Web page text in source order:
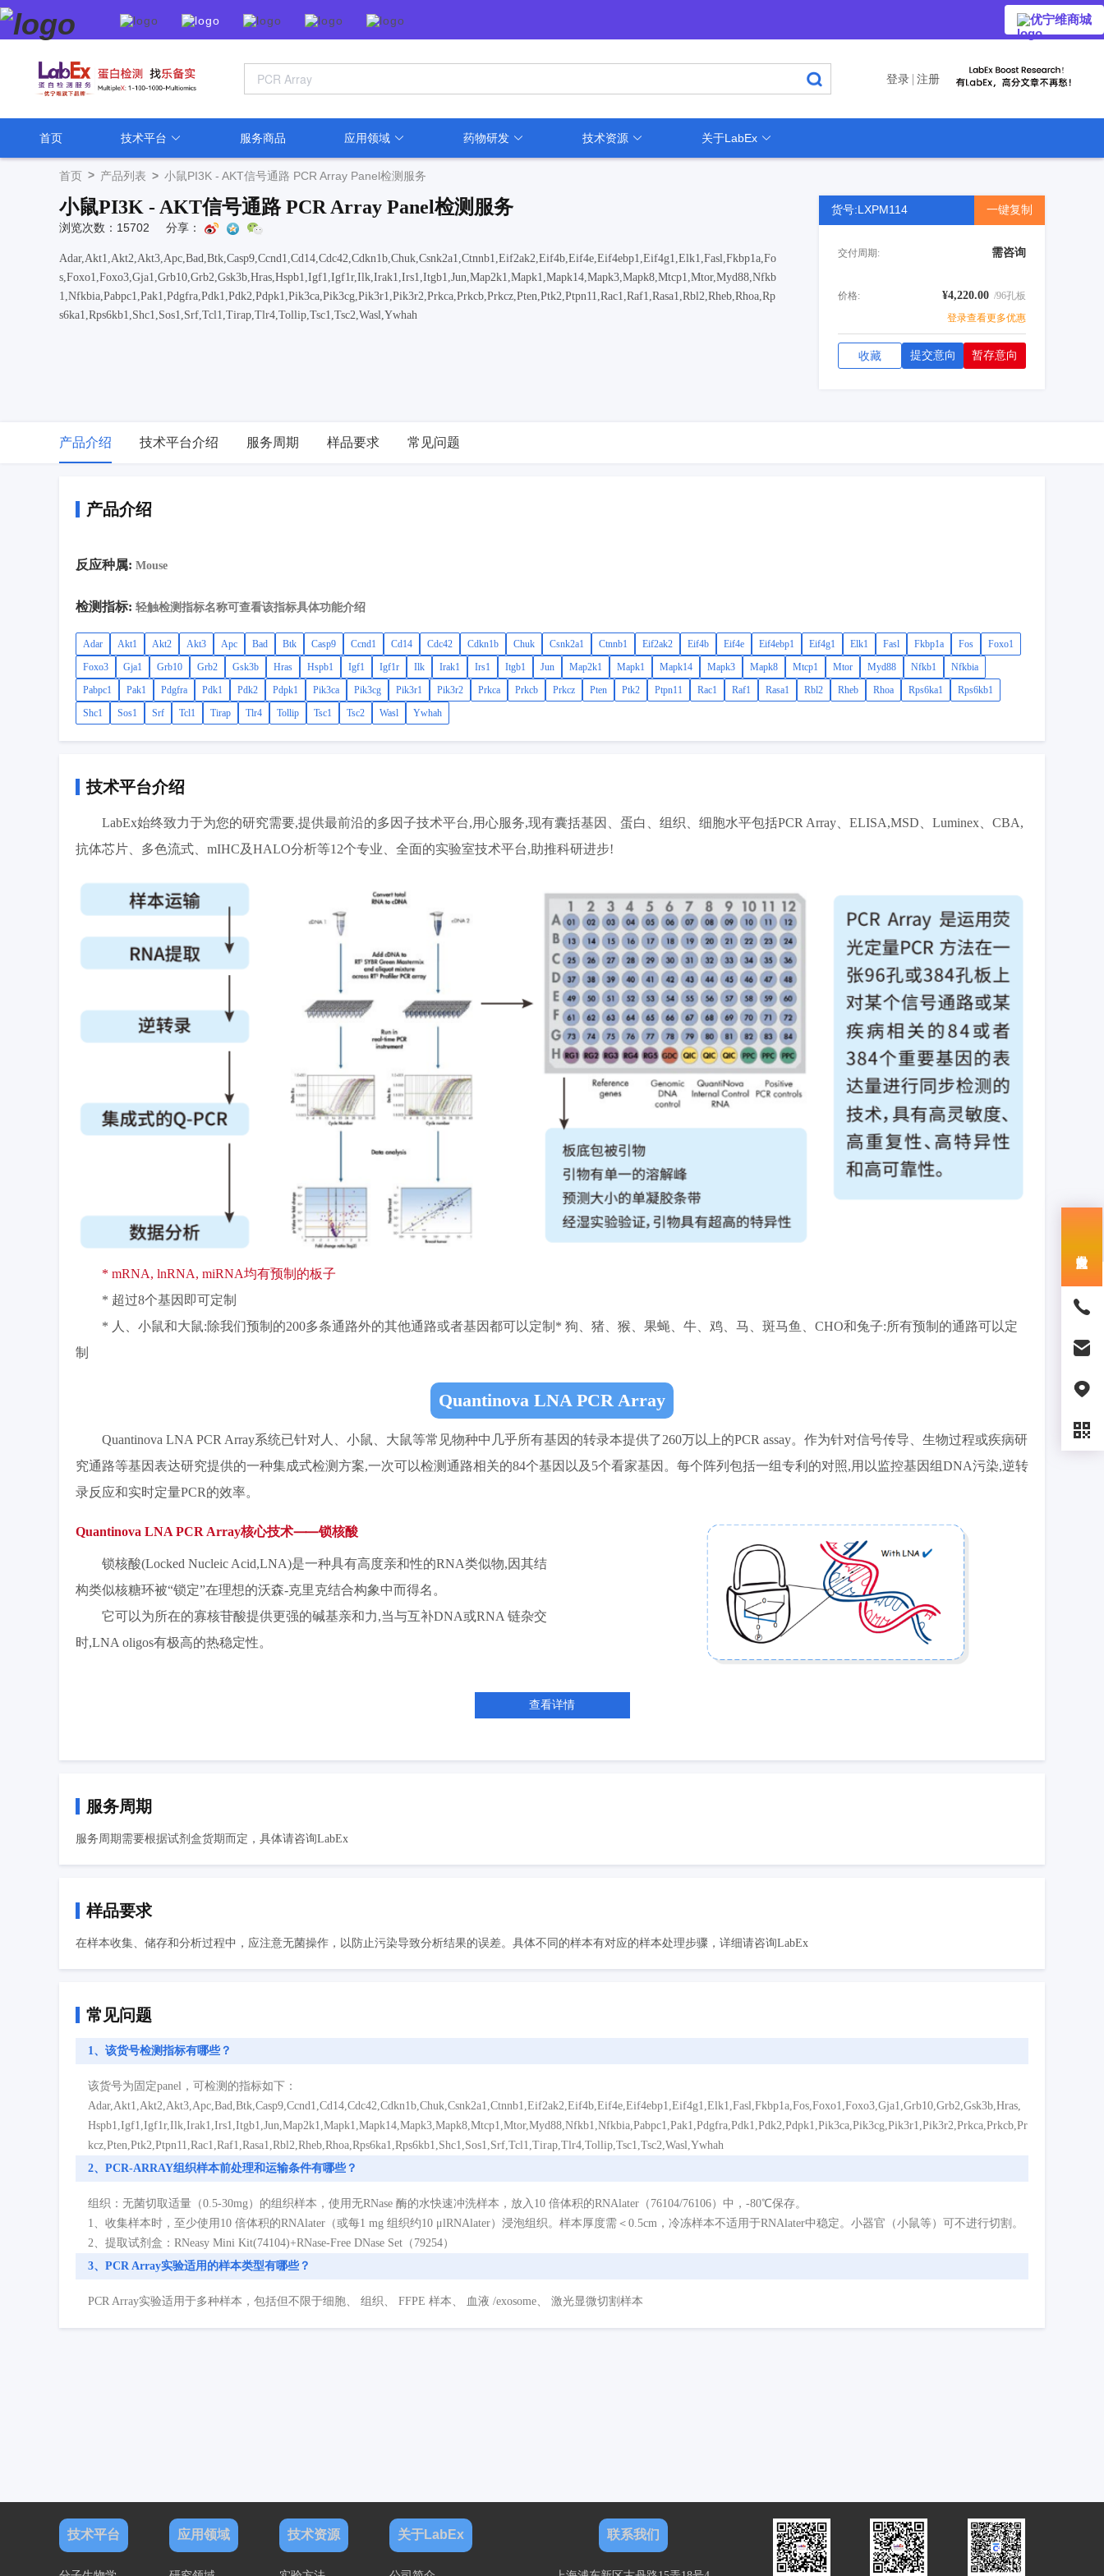
优宁维商城
登录 注册
首页 技术平台 服务商品 应用领域 药物研发 技术资源 关于LabEx
首页 > 产品列表 > 小鼠PI3K - AKT信号通路 PCR Array Panel检测服务
小鼠PI3K - AKT信号通路 PCR Array Panel检测服务
浏览次数：15702 分享：
Adar,Akt1,Akt2,Akt3,Apc,Bad,Btk,Casp9,Ccnd1,Cd14,Cdc42,Cdkn1b,Chuk,Csnk2a1,Ctnnb1,Eif2ak2,Eif4b,Eif4e,Eif4ebp1,Eif4g1,Elk1,Fasl,Fkbp1a,Fo
s,Foxo1,Foxo3,Gja1,Grb10,Grb2,Gsk3b,Hras,Hspb1,Igf1,Igf1r,Ilk,Irak1,Irs1,Itgb1,Jun,Map2k1,Mapk1,Mapk14,Mapk3,Mapk8,Mtcp1,Mtor,Myd88,Nfkb
1,Nfkbia,Pabpc1,Pak1,Pdgfra,Pdk1,Pdk2,Pdpk1,Pik3ca,Pik3cg,Pik3r1,Pik3r2,Prkca,Prkcb,Prkcz,Pten,Ptk2,Ptpn11,Rac1,Raf1,Rasa1,Rbl2,Rheb,Rhoa,Rp
s6ka1,Rps6kb1,Shc1,Sos1,Srf,Tcl1,Tirap,Tlr4,Tollip,Tsc1,Tsc2,Wasl,Ywhah
货号:LXPM114 一键复制
交付周期: 需咨询
价格: ¥4,220.00 /96孔板
登录查看更多优惠
收藏 提交意向 暂存意向
产品介绍 技术平台介绍 服务周期 样品要求 常见问题
产品介绍
反应种属: Mouse
检测指标: 轻触检测指标名称可查看该指标具体功能介绍
Adar Akt1 Akt2 Akt3 Apc Bad Btk Casp9 Ccnd1 Cd14 Cdc42 Cdkn1b Chuk Csnk2a1 Ctnnb1 Eif2ak2 Eif4b Eif4e Eif4ebp1 Eif4g1 Elk1 Fasl Fkbp1a Fos
Foxo1
Foxo3
Gja1 Grb10 Grb2 Gsk3b Hras Hspb1 Igf1 Igf1r Ilk Irak1 Irs1 Itgb1 Jun Map2k1 Mapk1 Mapk14 Mapk3 Mapk8 Mtcp1 Mtor Myd88 Nfkb1
Nfkbia
Pabpc1
Pak1 Pdgfra Pdk1 Pdk2 Pdpk1 Pik3ca Pik3cg Pik3r1 Pik3r2 Prkca Prkcb Prkcz Pten Ptk2 Ptpn11 Rac1 Raf1 Rasa1 Rbl2 Rheb Rhoa Rps6ka1
Rps6kb1
Shc1
Sos1 Srf Tcl1 Tirap Tlr4 Tollip Tsc1 Tsc2 Wasl Ywhah
技术平台介绍
LabEx始终致力于为您的研究需要,提供最前沿的多因子技术平台,用心服务,现有囊括基因、蛋白、组织、细胞水平包括PCR Array、ELISA,MSD、Luminex、CBA,
抗体芯片、多色流式、mIHC及HALO分析等12个专业、全面的实验室技术平台,助推科研进步!
* mRNA, lnRNA, miRNA均有预制的板子
* 超过8个基因即可定制
* 人、小鼠和大鼠:除我们预制的200多条通路外的其他通路或者基因都可以定制* 狗、猪、猴、果蝇、牛、鸡、马、斑马鱼、CHO和兔子:所有预制的通路可以定
制
Quantinova LNA PCR Array
Quantinova LNA PCR Array系统已针对人、小鼠、大鼠等常见物种中几乎所有基因的转录本提供了260万以上的PCR assay。作为针对信号传导、生物过程或疾病研
究通路等基因表达研究提供的一种集成式检测方案,一次可以检测通路相关的84个基因以及5个看家基因。每个阵列包括一组专利的对照,用以监控基因组DNA污染,逆转
录反应和实时定量PCR的效率。
Quantinova LNA PCR Array核心技术⸺锁核酸
锁核酸(Locked Nucleic Acid,LNA)是一种具有高度亲和性的RNA类似物,因其结
构类似核糖环被“锁定”在理想的沃森-克里克结合构象中而得名。
它可以为所在的寡核苷酸提供更强的碱基亲和力,当与互补DNA或RNA 链杂交
时,LNA oligos有极高的热稳定性。
查看详情
服务周期
服务周期需要根据试剂盒货期而定，具体请咨询LabEx
样品要求
在样本收集、储存和分析过程中，应注意无菌操作，以防止污染导致分析结果的误差。具体不同的样本有对应的样本处理步骤，详细请咨询LabEx
常见问题
1、该货号检测指标有哪些？
该货号为固定panel，可检测的指标如下：
Adar,Akt1,Akt2,Akt3,Apc,Bad,Btk,Casp9,Ccnd1,Cd14,Cdc42,Cdkn1b,Chuk,Csnk2a1,Ctnnb1,Eif2ak2,Eif4b,Eif4e,Eif4ebp1,Eif4g1,Elk1,Fasl,Fkbp1a,Fos,Foxo1,Foxo3,Gja1,Grb10,Grb2,Gsk3b,Hras,
Hspb1,Igf1,Igf1r,Ilk,Irak1,Irs1,Itgb1,Jun,Map2k1,Mapk1,Mapk14,Mapk3,Mapk8,Mtcp1,Mtor,Myd88,Nfkb1,Nfkbia,Pabpc1,Pak1,Pdgfra,Pdk1,Pdk2,Pdpk1,Pik3ca,Pik3cg,Pik3r1,Pik3r2,Prkca,Prkcb,Pr
kcz,Pten,Ptk2,Ptpn11,Rac1,Raf1,Rasa1,Rbl2,Rheb,Rhoa,Rps6ka1,Rps6kb1,Shc1,Sos1,Srf,Tcl1,Tirap,Tlr4,Tollip,Tsc1,Tsc2,Wasl,Ywhah
2、PCR-ARRAY组织样本前处理和运输条件有哪些？
组织：无菌切取适量（0.5-30mg）的组织样本，使用无RNase 酶的水快速冲洗样本，放入10 倍体积的RNAlater（76104/76106）中，-80℃保存。
1、收集样本时，至少使用10 倍体积的RNAlater（或每1 mg 组织约10 μlRNAlater）浸泡组织。样本厚度需＜0.5cm，冷冻样本不适用于RNAlater中稳定。小器官（小鼠等）可不进行切割。
2、提取试剂盒：RNeasy Mini Kit(74104)+RNase-Free DNase Set（79254）
3、PCR Array实验适用的样本类型有哪些？
PCR Array实验适用于多种样本，包括但不限于细胞、 组织、 FFPE 样本、 血液 /exosome、 激光显微切割样本
技术平台 应用领域 技术资源 关于LabEx 联系我们